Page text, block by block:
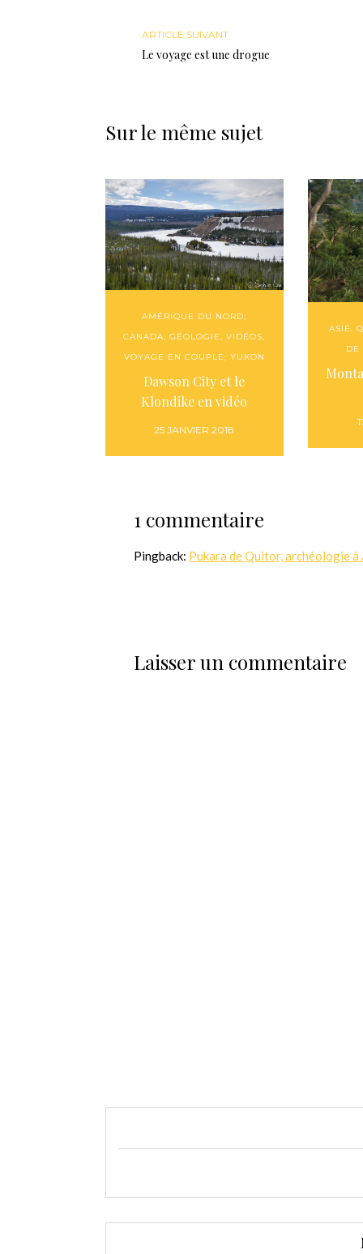
ARTICLE SUIVANT
Le voyage est une drogue
Sur le même sujet
AMÉRIQUE DU NORD,
CANADA,GÉOLOGIE,VIDÉOS,
VOYAGE EN COUPLE, YUKON
Dawson City et le
Klondike en vidéo
25 JANVIER 2018
ASIE
DE
1 commentaire
Pingback: Pukara de Quitor, archéologie
Laisser un commentaire